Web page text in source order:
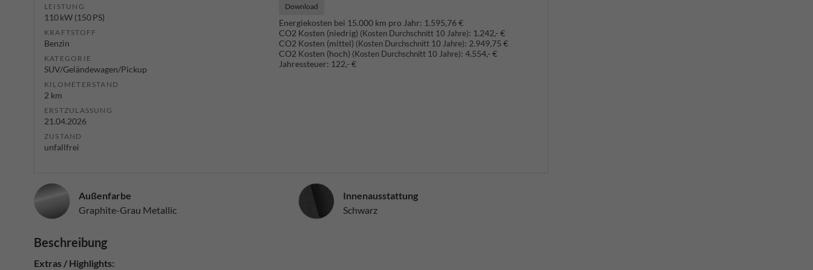
LEISTUNG
110 kW (150 PS)
KRAFTSTOFF
Benzin
KATEGORIE
SUV/Geländewagen/Pickup
KILOMETERSTAND
2 km
ERSTZULASSUNG
21.04.2026
ZUSTAND
unfallfrei
Download
Energiekosten bei 15.000 km pro Jahr: 1.595,76 €
CO2 Kosten (niedrig) (Kosten Durchschnitt 10 Jahre): 1.242,- €
CO2 Kosten (mittel) (Kosten Durchschnitt 10 Jahre): 2.949,75 €
CO2 Kosten (hoch) (Kosten Durchschnitt 10 Jahre): 4.554,- €
Jahressteuer: 122,- €
Außenfarbe
Graphite-Grau Metallic
InnenausstattungInnenausstattung
Schwarz
Beschreibung
Extras / Highlights: